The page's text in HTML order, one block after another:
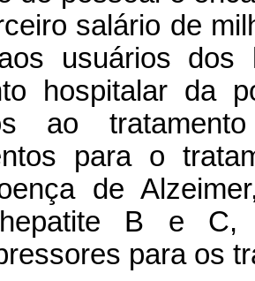
salário de
usuários dos
hospitalar da
ao
para o
de
hepatite B e C,
para os